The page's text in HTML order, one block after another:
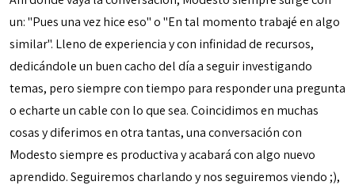
un: "Pues una vez hice eso" o "En tal momento trabajé en algo
similar". Lleno de experiencia y con infinidad de recursos,
dedicándole un buen cacho del día a seguir investigando
temas, pero siempre con tiempo para responder una pregunta
o echarte un cable con lo que sea. Coincidimos en muchas
cosas y diferimos en otra tantas, una conversación con
Modesto siempre es productiva y acabará con algo nuevo
aprendido. Seguiremos charlando y nos seguiremos viendo ;),